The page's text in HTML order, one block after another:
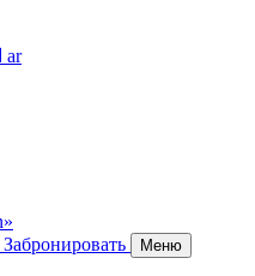
ar
Забронировать Меню